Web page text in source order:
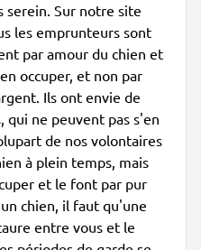
serein. Sur notre site
les emprunteurs sont
par amour du chien et
occuper, et non par
Ils ont envie de
qui ne peuvent pas s'en
de nos volontaires
à plein temps, mais
et le font par pur
chien, il faut qu'une
entre vous et le